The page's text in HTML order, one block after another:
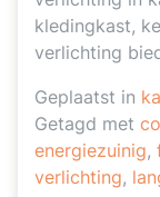
kledingkast,
verlichting
Geplaatst in
Getagd met
energiezuinig,
verlichting,